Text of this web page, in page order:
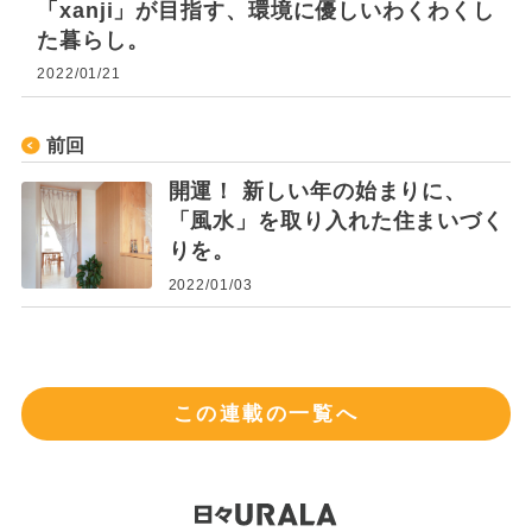
「xanji」が目指す、環境に優しいわくわくし
た暮らし。
2022/01/21
前回
開運！ 新しい年の始まりに、
「風水」を取り入れた住まいづく
りを。
2022/01/03
この連載の一覧へ